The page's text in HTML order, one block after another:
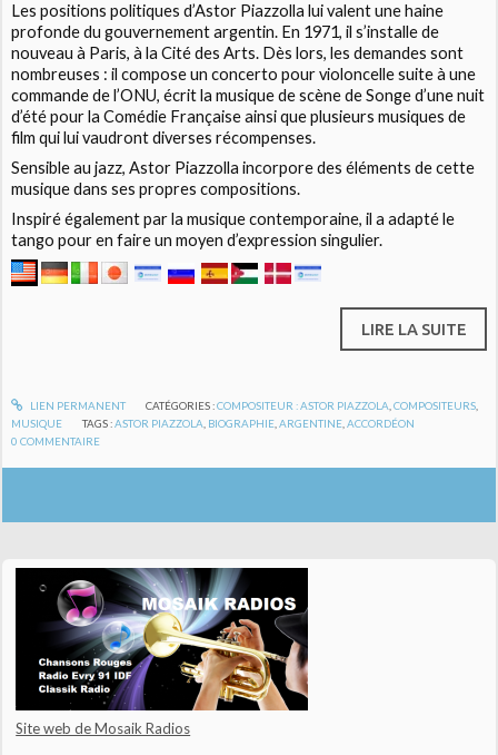
Les positions politiques d’Astor Piazzolla lui valent une haine
profonde du gouvernement argentin. En 1971, il s’installe de
nouveau à Paris, à la Cité des Arts. Dès lors, les demandes sont
nombreuses : il compose un concerto pour violoncelle suite à une
commande de l’ONU, écrit la musique de scène de Songe d’une nuit
d’été pour la Comédie Française ainsi que plusieurs musiques de
film qui lui vaudront diverses récompenses.
Sensible au jazz, Astor Piazzolla incorpore des éléments de cette
musique dans ses propres compositions.
Inspiré également par la musique contemporaine, il a adapté le
tango pour en faire un moyen d’expression singulier.
LIRE LA SUITE
LIEN PERMANENT CATÉGORIES :COMPOSITEUR : ASTOR PIAZZOLA COMPOSITEURS,
MUSIQUE
TAGS :ASTOR PIAZZOLA BIOGRAPHIE ,ARGENTINE ,ACCORDÉON
0 COMMENTAIRE
Site web de Mosaik Radios